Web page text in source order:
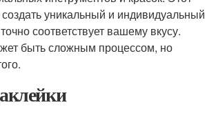
уникальный и индивидуальный
соответствует вашему вкусу.
быть сложным процессом, но